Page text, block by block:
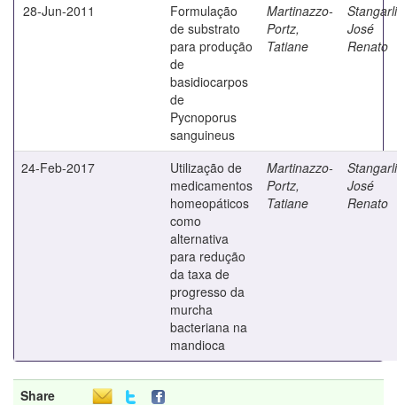
28-Jun-2011
Formulação
de substrato
para produção
de
basidiocarpos
de
Pycnoporus
sanguineus
Martinazzo-
Portz,
Tatiane
José
Renato
24-Feb-2017
Utilização de
medicamentos
homeopáticos
como
alternativa
para redução
da taxa de
progresso da
murcha
bacteriana na
mandioca
Martinazzo-
Portz,
Tatiane
José
Renato
Share